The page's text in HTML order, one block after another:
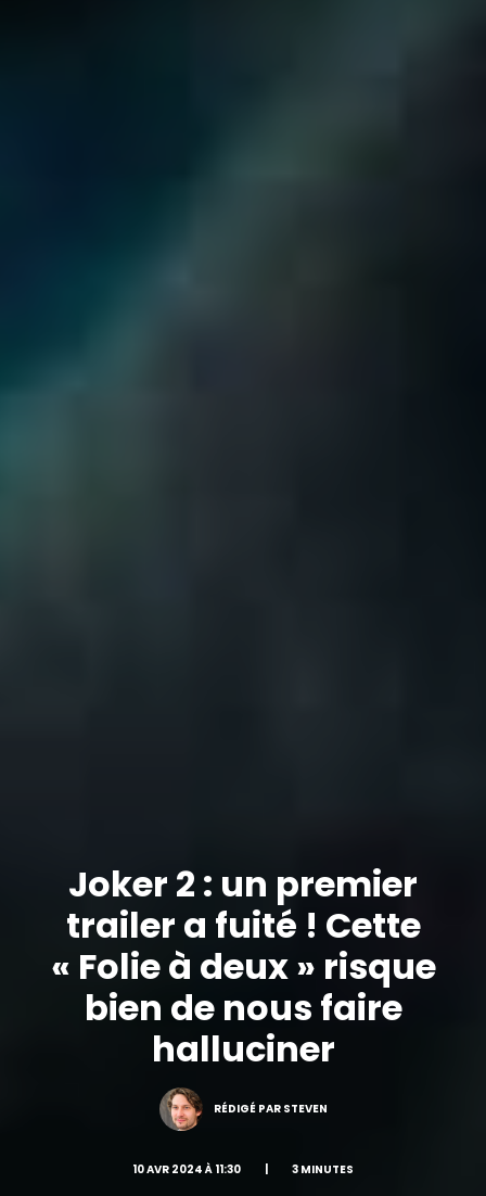
Joker 2 : un premier
trailer a fuité ! Cette
« Folie à deux » risque
bien de nous faire
halluciner
RÉDIGÉ PAR STEVEN
10 AVR 2024 À 11:30 | 3 MINUTES